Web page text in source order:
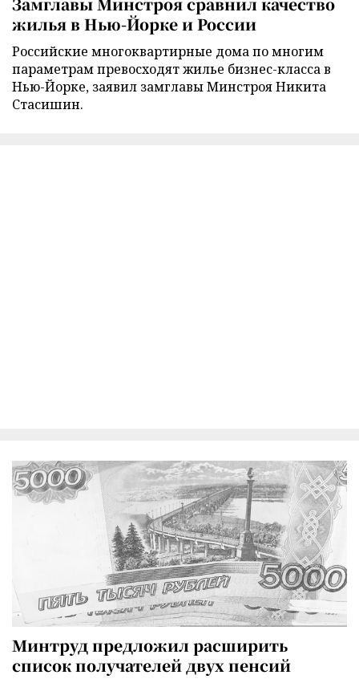
жилья в Нью-Йорке и России
Российские многоквартирные дома по многим
параметрам превосходят жилье бизнес-класса в
Нью-Йорке, заявил замглавы Минстроя Никита
Стасишин.
Минтруд предложил расширить
список получателей двух пенсий